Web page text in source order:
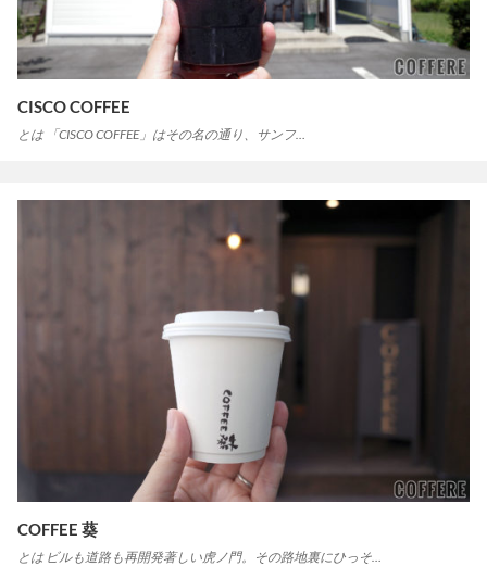
CISCO COFFEE
とは 「CISCO COFFEE」はその名の通り、サンフ…
COFFEE 葵
とは ビルも道路も再開発著しい虎ノ門。その路地裏にひっそ…